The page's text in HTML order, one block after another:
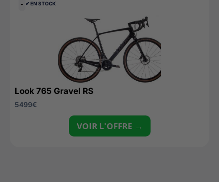
- ✔︎ EN STOCK
Look 765 Gravel RS
5499€
VOIR L'OFFRE →